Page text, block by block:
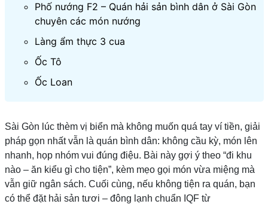
Phố nướng F2 – Quán hải sản bình dân ở Sài Gòn
chuyên các món nướng
Làng ẩm thực 3 cua
Ốc Tô
Ốc Loan
Sài Gòn lúc thèm vị biển mà không muốn quá tay ví tiền, giải
pháp gọn nhất vẫn là quán bình dân: không cầu kỳ, món lên
nhanh, họp nhóm vui đúng điệu. Bài này gợi ý theo “đi khu
nào – ăn kiểu gì cho tiện”, kèm mẹo gọi món vừa miệng mà
vẫn giữ ngân sách. Cuối cùng, nếu không tiện ra quán, bạn
có thể đặt hải sản tươi – đông lạnh chuẩn IQF từ